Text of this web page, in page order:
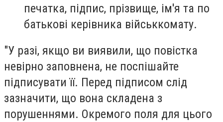
печатка, підпис, прізвище, ім'я та по
батькові керівника військкомату.
"У разі, якщо ви виявили, що повістка
невірно заповнена, не поспішайте
підписувати її. Перед підписом слід
зазначити, що вона складена з
порушеннями. Окремого поля для цього